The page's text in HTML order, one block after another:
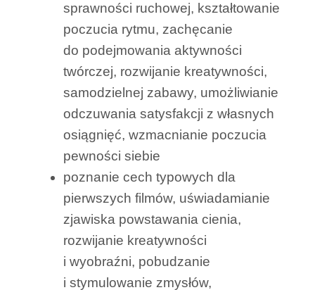
sprawności ruchowej, kształtowanie
poczucia rytmu, zachęcanie
do podejmowania aktywności
twórczej, rozwijanie kreatywności,
samodzielnej zabawy, umożliwianie
odczuwania satysfakcji z własnych
osiągnięć, wzmacnianie poczucia
pewności siebie
poznanie cech typowych dla
pierwszych filmów, uświadamianie
zjawiska powstawania cienia,
rozwijanie kreatywności
i wyobraźni, pobudzanie
i stymulowanie zmysłów,